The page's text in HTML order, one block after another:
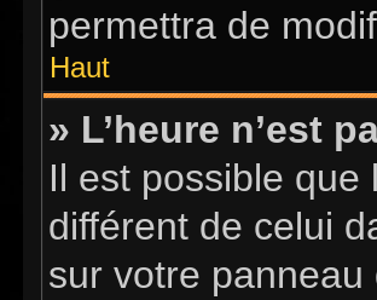
permettra de
Haut
» L’heure n’est
Il est possible que
différent de celui
sur votre panneau